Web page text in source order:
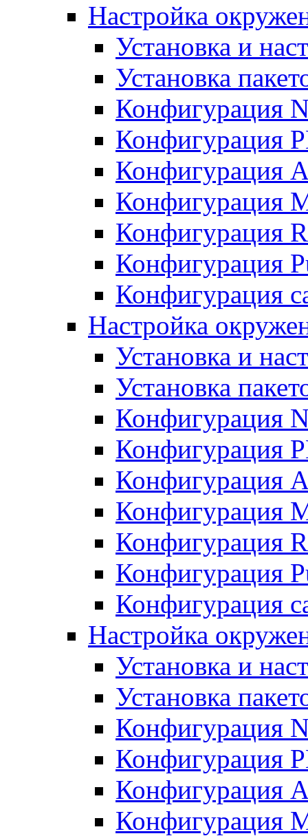
Настройка
Установка и
Установка
Конфигурация
Конфигурация
Конфигурация
Конфигурация
Конфигурация
Конфигурация
Конфигурация
Настройка
Установка и
Установка
Конфигурация
Конфигурация
Конфигурация
Конфигурация
Конфигурация
Конфигурация
Конфигурация
Настройка
Установка и
Установка
Конфигурация
Конфигурация
Конфигурация
Конфигурация